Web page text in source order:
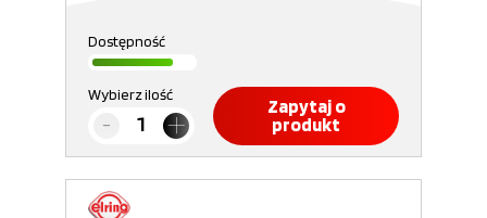
Dostępność
Wybierz ilość
Zapytaj o
produkt